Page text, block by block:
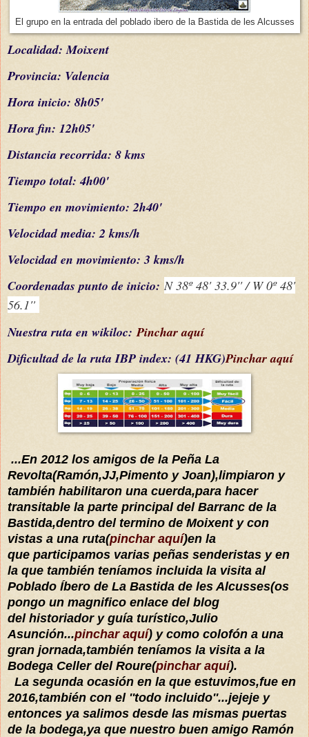
El grupo en la entrada del poblado ibero de la Bastida de les Alcusses
Localidad: Moixent
Provincia: Valencia
Hora inicio: 8h05'
Hora fin: 12h05'
Distancia recorrida: 8 kms
Tiempo total: 4h00'
Tiempo en movimiento: 2h40'
Velocidad media: 2 kms/h
Velocidad en movimiento: 3 kms/h
Coordenadas punto de inicio: N 38º 48' 33.9'' / W 0º 48'
56.1''
Nuestra ruta en wikiloc:Pinchar aquí
Dificultadde la ruta IBP index: (41 HKG)Pinchar aquí
...En 2012 los amigos de la Peña La
Revolta(Ramón,JJ,Pimento y Joan),limpiaron y
también habilitaron una cuerda,para hacer
transitable la parte principal del Barranc de la
Bastida,dentro del termino de Moixent y con
vistas a una ruta(pinchar aquí)en la
que participamos varias peñas senderistas y en
la que también teníamos incluida la visita al
Poblado Íbero de La Bastida de les Alcusses(os
pongo un magnifico enlace del blog
del historiador y guía turístico,Julio
Asunción...pinchar aquí) y como colofón a una
gran jornada,también teníamos la visita a la
Bodega Celler del Roure(pinchar aquí).
La segunda ocasión en la que estuvimos,fue en
2016,también con el ''todo incluido''...jejeje y
entonces ya salimos desde las mismas puertas
de la bodega,ya que nuestro buen amigo Ramón